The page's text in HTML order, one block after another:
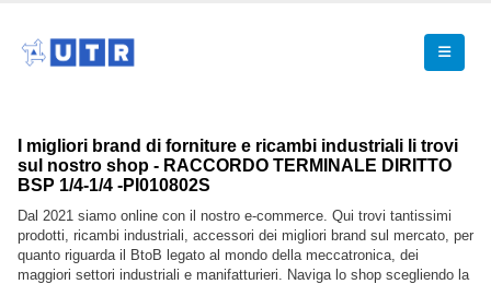
I migliori brand di forniture e ricambi industriali li trovi
sul nostro shop - RACCORDO TERMINALE DIRITTO
BSP 1/4-1/4 -PI010802S
Dal 2021 siamo online con il nostro e-commerce. Qui trovi tantissimi
prodotti, ricambi industriali, accessori dei migliori brand sul mercato, per
quanto riguarda il BtoB legato al mondo della meccatronica, dei
maggiori settori industriali e manifatturieri. Naviga lo shop scegliendo la